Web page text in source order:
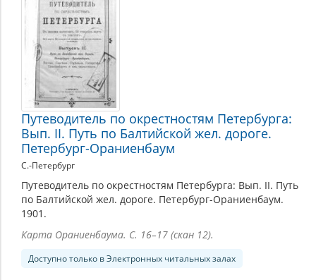
Путеводитель по окрестностям Петербурга:
Вып. II. Путь по Балтийской жел. дороге.
Петербург-Ораниенбаум
С.-Петербург
Путеводитель по окрестностям Петербурга: Вып. II. Путь
по Балтийской жел. дороге. Петербург-Ораниенбаум.
1901.
Карта Ораниенбаума. С. 16–17 (скан 12).
Доступно только в Электронных читальных залах